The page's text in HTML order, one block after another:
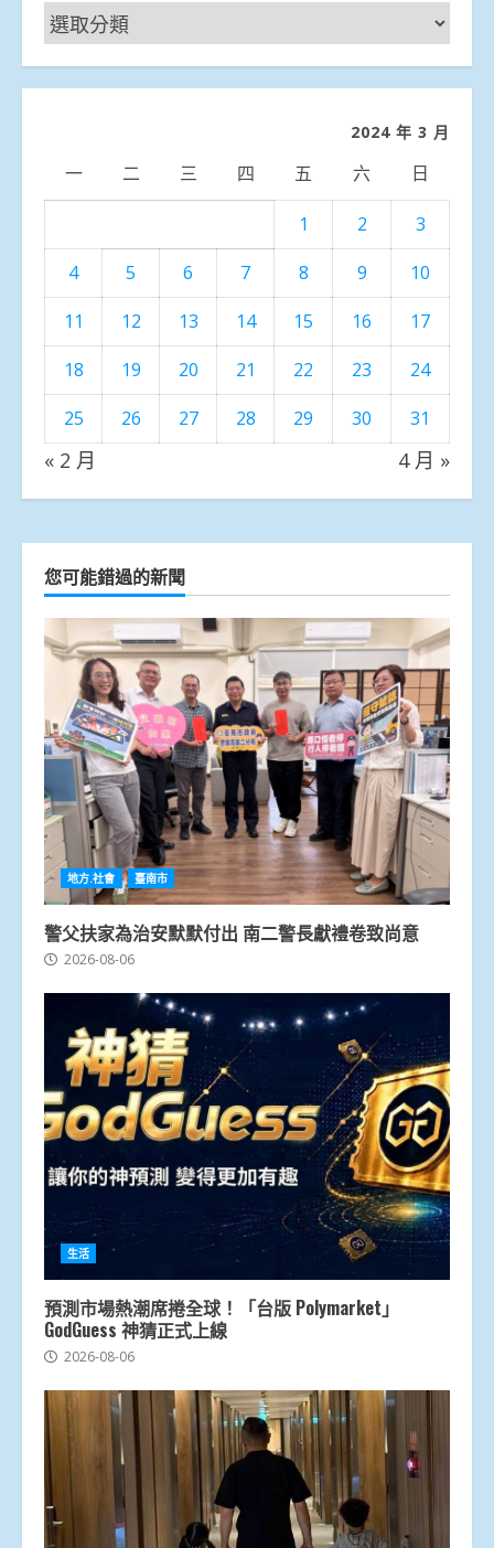
新
聞
分
2024 年 3 月
一 二 三 四 五 六 日
1 2
3
4
5 6 7 8 9
10
11
12 13 14 15 16
17
18
19 20 21 22 23
24
25
26 27 28 29 30 31
« 2 月 4 月 »
您可能錯過的新聞
地方.社會 臺南市
警父扶家為治安默默付出 南二警長獻禮卷致尚意
2026-08-06
生活
預測市場熱潮席捲全球！「台版 Polymarket」
GodGuess 神猜正式上線
2026-08-06